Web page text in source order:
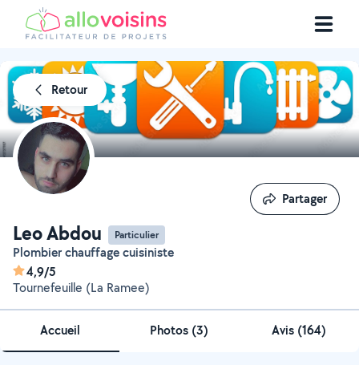
Retour
Leo Abdou Particulier
Plombier chauffage cuisiniste
4,9/5
Tournefeuille (La Ramee)
Partager
Partager
Accueil Photos (3) Avis (164)